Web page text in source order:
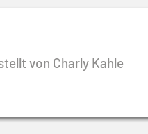
von Charly Kahle